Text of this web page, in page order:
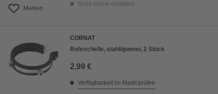
Merken
Nicht online erhältlich
CORNAT
Rohrschelle, stahl/gummi, 2 Stück
2,99 €
Verfügbarkeit im Markt prüfen